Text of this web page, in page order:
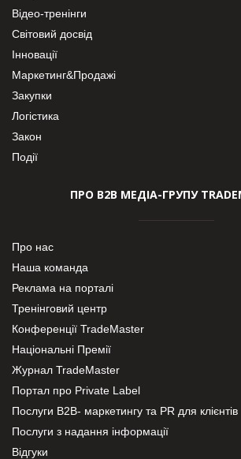
Відео-тренінги
Світовий досвід
Інновації
Маркетинг&Продажі
Закупки
Логістика
Закон
Події
ПРО В2В МЕДІА-ГРУПУ
Про нас
Наша команда
Реклама на порталі
Тренінговий центр
Конференції TradeMaster
Національні Премії
Журнал TradeMaster
Портал про Private Label
Послуги В2В- маркетингу та PR для клієнтів
Послуги з надання інформації
Відгуки